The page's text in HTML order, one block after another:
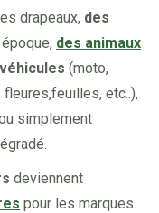
drapeaux, des
des animaux
(moto,
fleures,feuilles, etc..),
simplement
deviennent
pour les marques.